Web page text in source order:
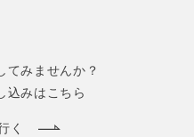
てみませんか？
込みはこちら
く